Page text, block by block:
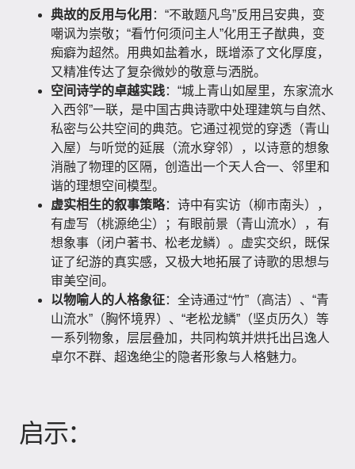
典故的反用与化用 ：“不敢题凡鸟”反用吕安典，变
嘲讽为崇敬；“看竹何须问主人”化用王子猷典，变
痴癖为超然。用典如盐着水，既增添了文化厚度，
又精准传达了复杂微妙的敬意与洒脱。
空间诗学的卓越实践：“城上青山如屋里，东家流水
入西邻”一联，是中国古典诗歌中处理建筑与自然、
私密与公共空间的典范。它通过视觉的穿透（青山
入屋）与听觉的延展（流水穿邻），以诗意的想象
消融了物理的区隔，创造出一个天人合一、邻里和
谐的理想空间模型。
虚实相生的叙事策略：诗中有实访（柳市南头），
有虚写（桃源绝尘）；有眼前景（青山流水），有
想象事（闭户著书、松老龙鳞）。虚实交织，既保
证了纪游的真实感，又极大地拓展了诗歌的思想与
审美空间。
以物喻人的人格象征：全诗通过“竹”（高洁）、“青
山流水”（胸怀境界）、“老松龙鳞”（坚贞历久）等
一系列物象，层层叠加，共同构筑并烘托出吕逸人
卓尔不群、超逸绝尘的隐者形象与人格魅力。
启示：